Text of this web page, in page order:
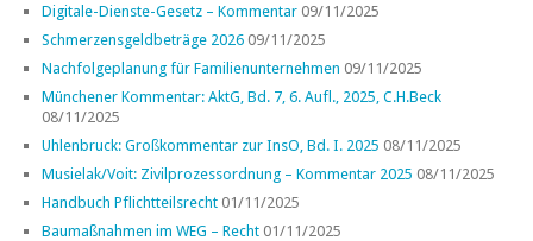
Digitale-Dienste-Gesetz – Kommentar 09/11/2025
Schmerzensgeldbeträge 2026 09/11/2025
Nachfolgeplanung für Familienunternehmen 09/11/2025
Münchener Kommentar: AktG, Bd. 7, 6. Aufl., 2025, C.H.Beck
08/11/2025
Uhlenbruck: Großkommentar zur InsO, Bd. I. 2025 08/11/2025
Musielak/Voit: Zivilprozessordnung – Kommentar 2025 08/11/2025
Handbuch Pflichtteilsrecht 01/11/2025
Baumaßnahmen im WEG – Recht 01/11/2025